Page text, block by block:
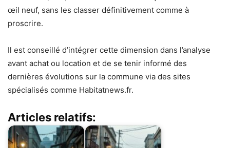
œil neuf, sans les classer définitivement comme à
proscrire.
Il est conseillé d’intégrer cette dimension dans l’analyse
avant achat ou location et de se tenir informé des
dernières évolutions sur la commune via des sites
spécialisés comme Habitatnews.fr.
Articles relatifs: